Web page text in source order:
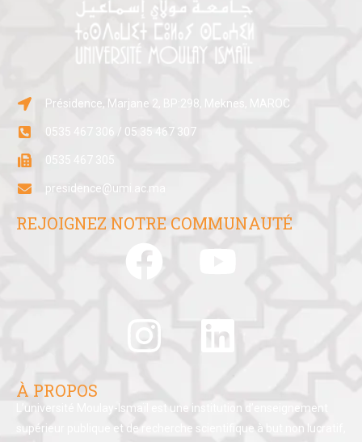
Présidence, Marjane 2, BP:298, Meknes, MAROC
0535 467 306 / 05 35 467 307
0535 467 305
presidence@umi.ac.ma
REJOIGNEZ NOTRE COMMUNAUTÉ
À PROPOS
L’université Moulay-Ismaïl est une institution d’enseignement
supérieur publique et de recherche scientifique à but non lucratif,